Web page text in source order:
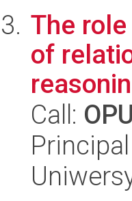
The
of
Call: